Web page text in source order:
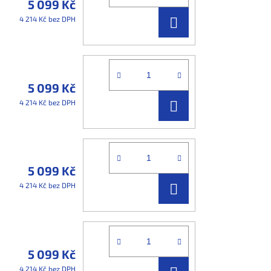
5 099 Kč
4 214 Kč bez DPH
KOŠÍKU
5 099 Kč
4 214 Kč bez DPH
KOŠÍKU
5 099 Kč
4 214 Kč bez DPH
KOŠÍKU
5 099 Kč
4 214 Kč bez DPH